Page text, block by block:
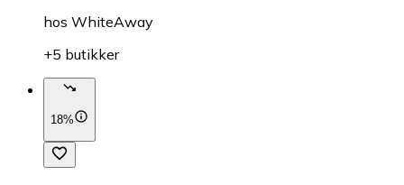
hos WhiteAway
+5 butikker
18%